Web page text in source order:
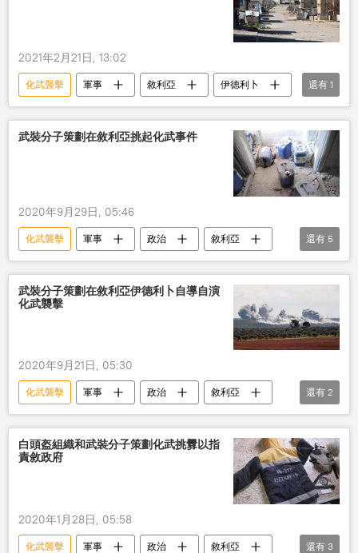
2021年2月21日, 13:02
化武襲擊 軍事 敘利亞
伊德利卜
武裝分子
還有 1
武裝分子策劃在敘利亞挑起化武事件
2020年9月29日, 05:46
化武襲擊 軍事 政治
敘利亞
武裝分子
伊德利卜
阿勒頗
阿勒頗省
化學武器
還有 5
武裝分子策劃在敘利亞伊德利卜自導自演
化武襲擊
2020年9月21日, 05:30
化武襲擊 軍事 政治
敘利亞
武裝分子
俄羅斯
還有 2
白頭盔組織和武裝分子策劃化武挑釁以指
責敘政府
2020年1月28日, 05:58
化武襲擊 軍事 政治
敘利亞
還有 3